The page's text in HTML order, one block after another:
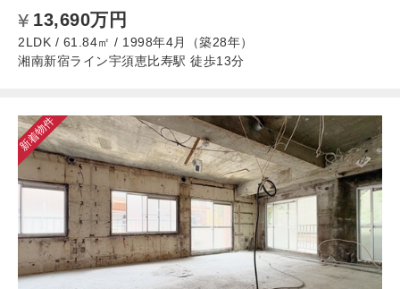
13,690万円
2LDK / 61.84㎡ / 1998年4月（築28年）
湘南新宿ライン宇須恵比寿駅 徒歩13分
新着物件